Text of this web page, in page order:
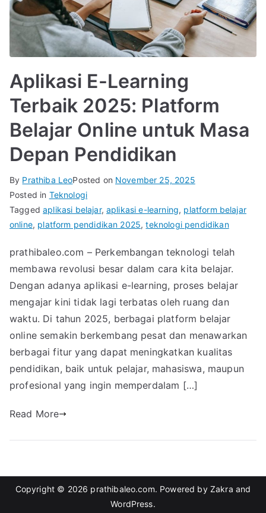
Aplikasi E-Learning
Terbaik 2025: Platform
Belajar Online untuk Masa
Depan Pendidikan
By Prathiba LeoPosted on November 25, 2025
Posted in Teknologi
Taggedaplikasi belajar,aplikasi e-learning, platform belajar
online, platform pendidikan 2025,teknologi pendidikan
prathibaleo.com – Perkembangan teknologi telah
membawa revolusi besar dalam cara kita belajar.
Dengan adanya aplikasi e-learning, proses belajar
mengajar kini tidak lagi terbatas oleh ruang dan
waktu. Di tahun 2025, berbagai platform belajar
online semakin berkembang pesat dan menawarkan
berbagai fitur yang dapat meningkatkan kualitas
pendidikan, baik untuk pelajar, mahasiswa, maupun
profesional yang ingin memperdalam […]
Read More
Copyright © 2026 prathibaleo.com. Powered by Zakra and
WordPress.